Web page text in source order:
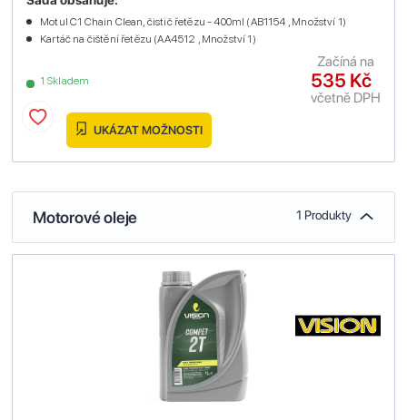
1 Skladem
Motul C1 Chain Clean, čistič řetězu - 400ml (AB1154 , Množství 1)
Kartáč na čištění řetězu (AA4512 , Množství 1)
535 Kč
včetně DPH
Začíná na
UKÁZAT MOŽNOSTI
Motorové oleje 1 Produkty